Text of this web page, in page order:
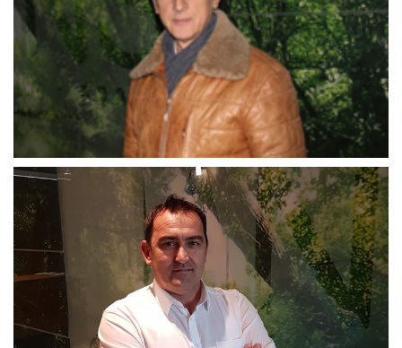
Fikret_Hajdarević
Dženan_Osmani